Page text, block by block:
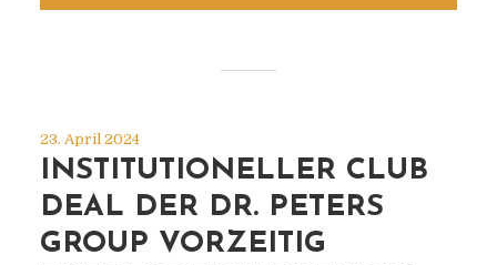
23. April 2024
INSTITUTIONELLER CLUB
DEAL DER DR. PETERS
GROUP VORZEITIG